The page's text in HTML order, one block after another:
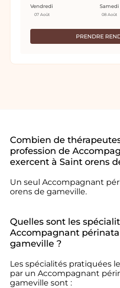
PRENDRE
Vendredi
07 Août
Samedi
08 Août
Combien de
profession de
exercent à Saint orens
Un seul Accompagnant
orens de gameville.
Quelles sont les
Accompagnant
gameville ?
Les spécialités pratiquées
par un Accompagnant
gameville sont :